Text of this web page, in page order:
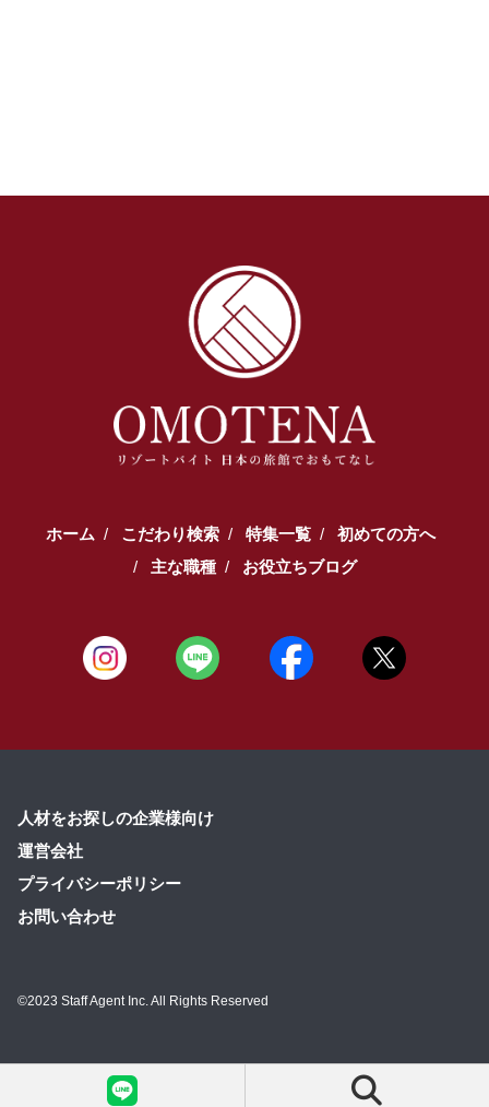
ホーム こだわり検索 特集一覧
初めての方へ
主な職種
お役立ちブログ
人材をお探しの企業様向け
運営会社
プライバシーポリシー
お問い合わせ
©2023 Staff Agent Inc. All Rights Reserved